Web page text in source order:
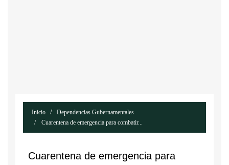
Inicio
Dependencias Gubernamentales
Cuarentena de emergencia para combatir...
Cuarentena de emergencia para